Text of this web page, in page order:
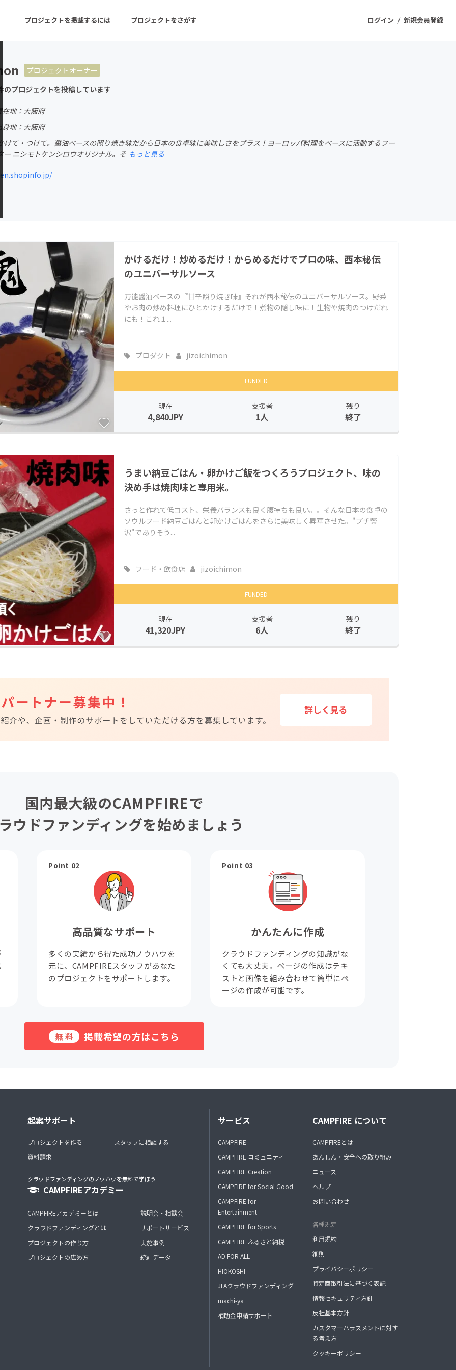
ログイン / 新規会員登録
プロジェクトを掲載するには プロジェクトをさがす
ーン 注目の新着プロジェクト
音楽
ゲーム・サービス開発
フード・飲食店
ファッション
CAMPFIRE for Social Good
CAMPFIREふるさと納税
machi-ya コミュニティ
プロジェクトオーナー
のプロジェクトを投稿しています
在地：大阪府
身地：大阪府
けて・つけて。醤油ベースの照り焼き味だから日本の食卓味に美味しさをプラス！ヨーロッパ料理をベースに活動するフー
ー ニシモトケンシロウオリジナル。そ もっと見る
かけるだけ！炒めるだけ！からめるだけでプロの味、西本秘伝
のユニバーサルソース
万能醤油ベースの『甘辛照り焼き味』それが西本秘伝のユニバーサルソース。野菜
やお肉の炒め料理にひとかけするだけで！煮物の隠し味に！生物や焼肉のつけだれ
にも！これ１...
プロダクト jizoichimon
FUNDED
現在
4,840JPY
支援者
1人
残り
終了
うまい納豆ごはん・卵かけご飯をつくろうプロジェクト、味の
決め手は焼肉味と専用米。
さっと作れて低コスト、栄養バランスも良く腹持ちも良い。。そんな日本の食卓の
ソウルフード納豆ごはんと卵かけごはんをさらに美味しく昇華させた。"プチ贅
沢"でありそう...
フード・飲食店 jizoichimon
FUNDED
現在
41,320JPY
支援者
6人
残り
終了
国内最大級のCAMPFIREで
ウドファンディングを始めましょう
Point 02
高品質なサポート
多くの実績から得た成功ノウハウを
元に、CAMPFIREスタッフがあなた
のプロジェクトをサポートします。
Point 03
かんたんに作成
クラウドファンディングの知識がな
くても大丈夫。ページの作成はテキ
ストと画像を組み合わせて簡単にペ
ージの作成が可能です。
無料 掲載希望の方はこちら
起案サポート
プロジェクトを作る
資料請求
スタッフに相談する
クラウドファンディングのノウハウを無料で学ぼう
CAMPFIREアカデミー
CAMPFIREアカデミーとは
クラウドファンディングとは
プロジェクトの作り方
プロジェクトの広め方
説明会・相談会
サポートサービス
実施事例
統計データ
サービス
CAMPFIRE
CAMPFIRE コミュニティ
CAMPFIRE Creation
CAMPFIRE for Social Good
CAMPFIRE for
Entertainment
CAMPFIRE for Sports
CAMPFIRE ふるさと納税
AD FOR ALL
HIOKOSHI
JFAクラウドファンディング
machi-ya
補助金申請サポート
CAMPFIRE について
CAMPFIREとは
あんしん・安全への取り組み
ニュース
ヘルプ
お問い合わせ
各種規定
利用規約
細則
プライバシーポリシー
特定商取引法に基づく表記
情報セキュリティ方針
反社基本方針
カスタマーハラスメントに対す
る考え方
クッキーポリシー